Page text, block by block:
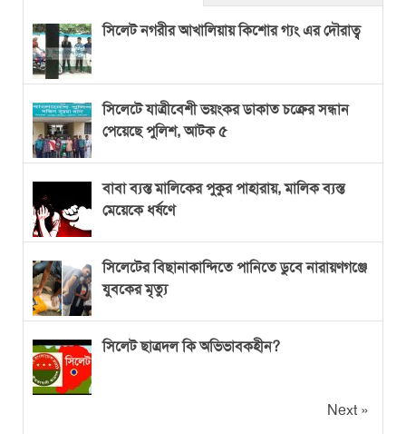
সিলেট নগরীর আখালিয়ায় কিশোর গ্যং এর দৌরাত্ব
সিলেটে যাত্রীবেশী ভয়ংকর ডাকাত চক্রের সন্ধান
পেয়েছে পুলিশ, আটক ৫
বাবা ব্যস্ত মালিকের পুকুর পাহারায়, মালিক ব্যস্ত
মেয়েকে ধর্ষণে
সিলেটের বিছানাকান্দিতে পানিতে ডুবে নারায়ণগঞ্জে
যুবকের মৃত্যু
সিলেট ছাত্রদল কি অভিভাবকহীন?
Next »